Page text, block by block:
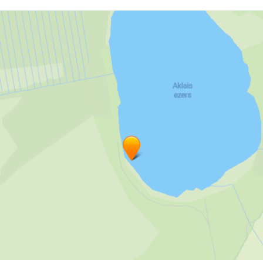
Velosipēdi
Velosipēdu noma
Atpūta pie ūdens
Kooperatīvie pasākumi
Telts vieta
Telts vieta pie jūras
Brīvdienu māja
Aktīvā atpūta